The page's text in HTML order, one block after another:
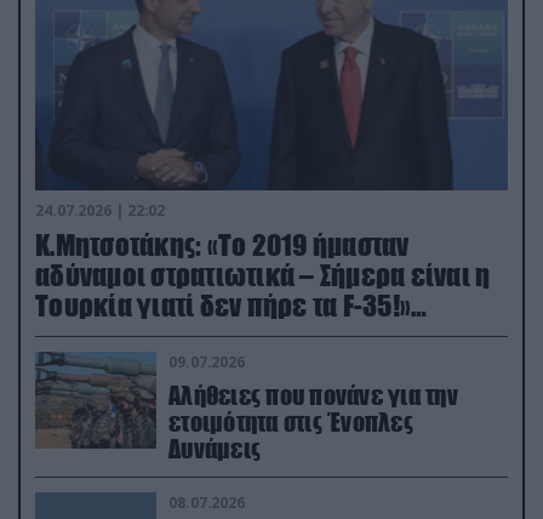
24.07.2026 | 22:02
Κ.Μητσοτάκης: «Το 2019 ήμασταν
αδύναμοι στρατιωτικά – Σήμερα είναι η
Τουρκία γιατί δεν πήρε τα F-35!»
(βίντεο)
09.07.2026
Αλήθειες που πονάνε για την
ετοιμότητα στις Ένοπλες
Δυνάμεις
08.07.2026